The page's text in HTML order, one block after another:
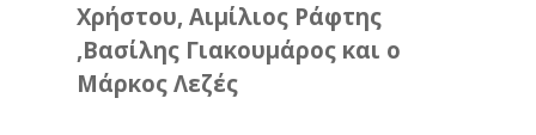
Χρήστου, Αιμίλιος Ράφτης
,Βασίλης Γιακουμάρος και ο
Μάρκος Λεζές